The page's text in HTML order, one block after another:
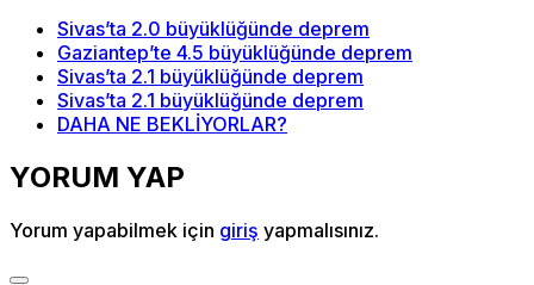
Sivas’ta 2.0 büyüklüğünde deprem
Gaziantep’te 4.5 büyüklüğünde deprem
Sivas’ta 2.1 büyüklüğünde deprem
Sivas’ta 2.1 büyüklüğünde deprem
DAHA NE BEKLİYORLAR?
YORUM YAP
Yorum yapabilmek için giriş yapmalısınız.